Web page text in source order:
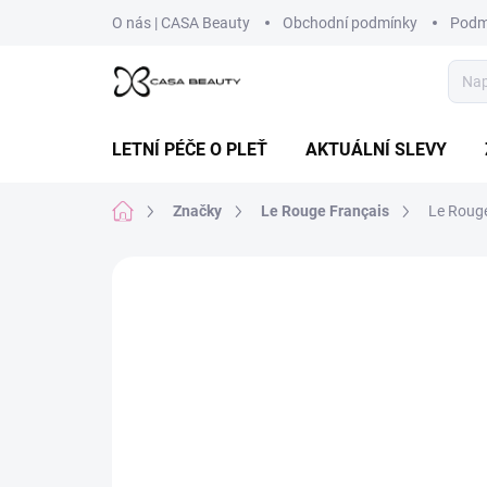
O nás | CASA Beauty Obchodní podmínky
LETNÍ PÉČE O PLEŤ AKTUÁLNÍ SLEVY
Domů Značky Le Rouge Français Le